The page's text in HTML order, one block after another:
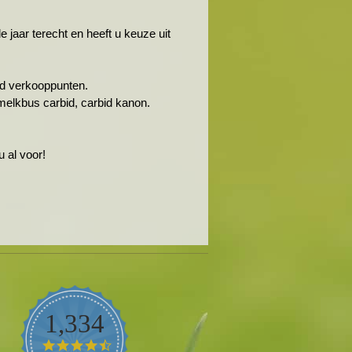
jaar terecht en heeft u keuze uit
verkooppunten.
carbid, carbid kanon.
al voor!
1,334
4.5